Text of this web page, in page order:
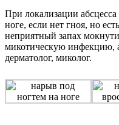
При локализации
ноге, если нет гноя, но
неприятный запах
микотическую инфекцию,
дерматолог, миколог.